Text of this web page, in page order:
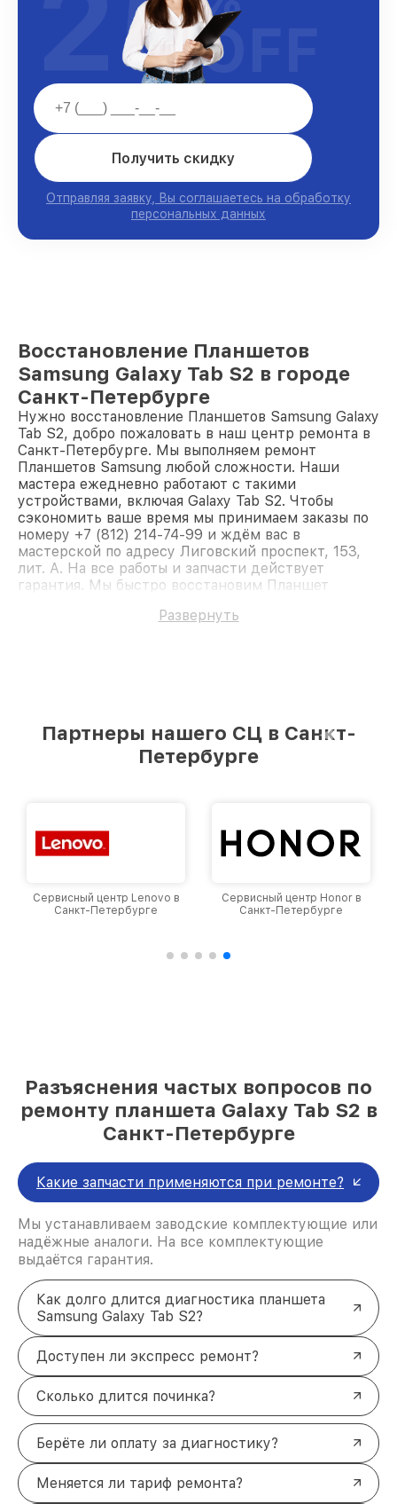
Получить скидку
Отправляя заявку, Вы соглашаетесь на обработку
персональных данных
OFF
Восстановление Планшетов
Samsung Galaxy Tab S2 в городе
Санкт-Петербурге
Нужно восстановление Планшетов Samsung Galaxy
Tab S2, добро пожаловать в наш центр ремонта в
Санкт-Петербурге. Мы выполняем ремонт
Планшетов Samsung любой сложности. Наши
мастера ежедневно работают с такими
устройствами, включая Galaxy Tab S2. Чтобы
сэкономить ваше время мы принимаем заказы по
номеру +7 (812) 214-74-99 и ждём вас в
мастерской по адресу Лиговский проспект, 153,
лит. А. На все работы и запчасти действует
гарантия. Мы быстро восстановим Планшет
Развернуть
Партнеры нашего СЦ в Санкт-
Петербурге
Сервисный центр Lenovo в
Санкт-Петербурге
Сервисный центр Honor в
Санкт-Петербурге
Разъяснения частых вопросов по
ремонту планшета Galaxy Tab S2 в
Санкт-Петербурге
Какие запчасти применяются при ремонте?
Мы устанавливаем заводские комплектующие или
надёжные аналоги. На все комплектующие
выдаётся гарантия.
Как долго длится диагностика планшета
Samsung Galaxy Tab S2?
Доступен ли экспресс ремонт?
Сколько длится починка?
Берёте ли оплату за диагностику?
Меняется ли тариф ремонта?